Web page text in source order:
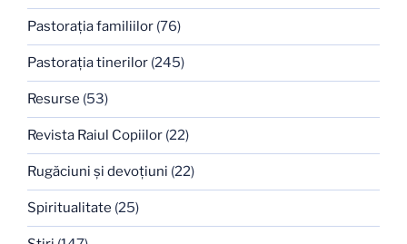
Pastoraţia familiilor (76)
Pastoraţia tinerilor (245)
Resurse (53)
Revista Raiul Copiilor (22)
Rugăciuni şi devoţiuni (22)
Spiritualitate (25)